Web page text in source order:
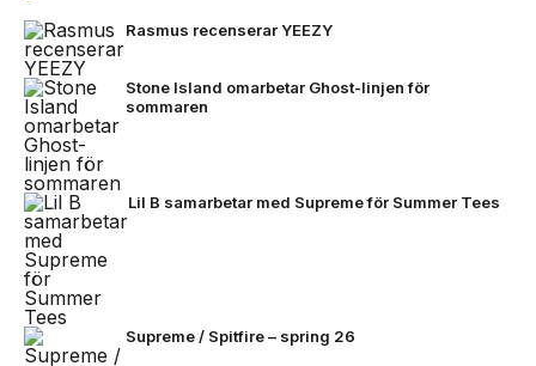
Rasmus recenserar YEEZY
Stone Island omarbetar Ghost-linjen för
sommaren
Lil B samarbetar med Supreme för Summer Tees
Supreme / Spitfire – spring 26